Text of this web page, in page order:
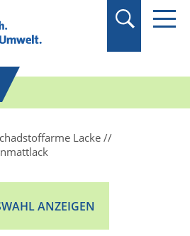
Lacke
ANZEIGEN